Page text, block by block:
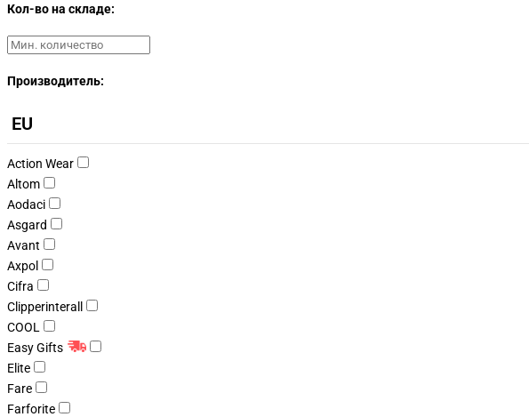
Кол-во на складе:
Производитель:
EU
Action Wear
Altom
Aodaci
Asgard
Avant
Axpol
Cifra
Clipperinterall
COOL
Easy Gifts
Elite
Fare
Farforite